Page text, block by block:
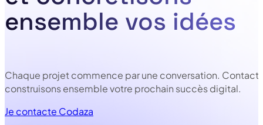
ensemble vos idées
Chaque projet commence par une conversation.
construisons ensemble votre prochain succès digital.
Je contacte Codaza